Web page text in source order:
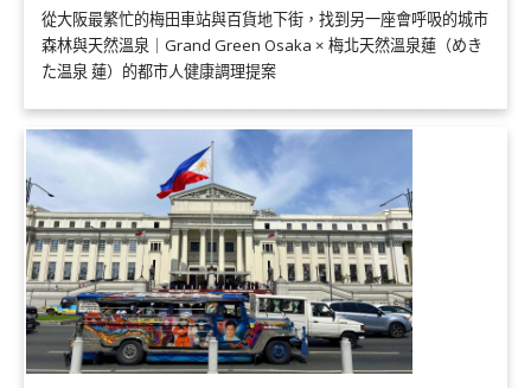
從大阪最繁忙的梅田車站與百貨地下街，找到另一座會呼吸的城市
森林與天然溫泉｜Grand Green Osaka × 梅北天然溫泉蓮（めき
た温泉 蓮）的都市人健康調理提案